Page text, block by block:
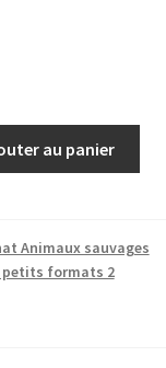
au panier
Animaux sauvages
petits formats 2